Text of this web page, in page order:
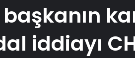
başkanın
iddiayı